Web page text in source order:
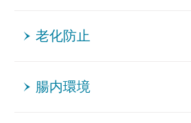
老化防止
腸内環境